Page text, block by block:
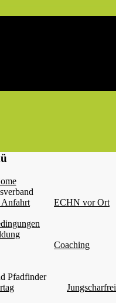
ECHN vor Ort
Coaching
Pfadfinder